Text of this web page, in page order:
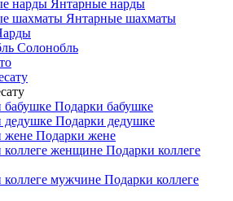
Янтарные нарды
Янтарные шахматы
Солонобль
Подарки бабушке
Подарки дедушке
Подарки жене
Подарки коллеге
Подарки коллеге